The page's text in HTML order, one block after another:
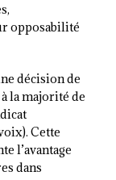
opposabilité
décision de
la majorité de
Cette
l’avantage
dans